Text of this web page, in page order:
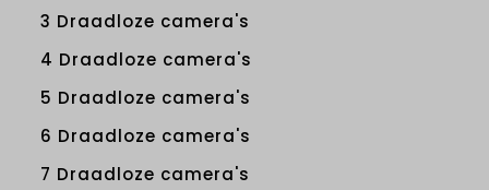
3 Draadloze camera's
4 Draadloze camera's
5 Draadloze camera's
6 Draadloze camera's
7 Draadloze camera's